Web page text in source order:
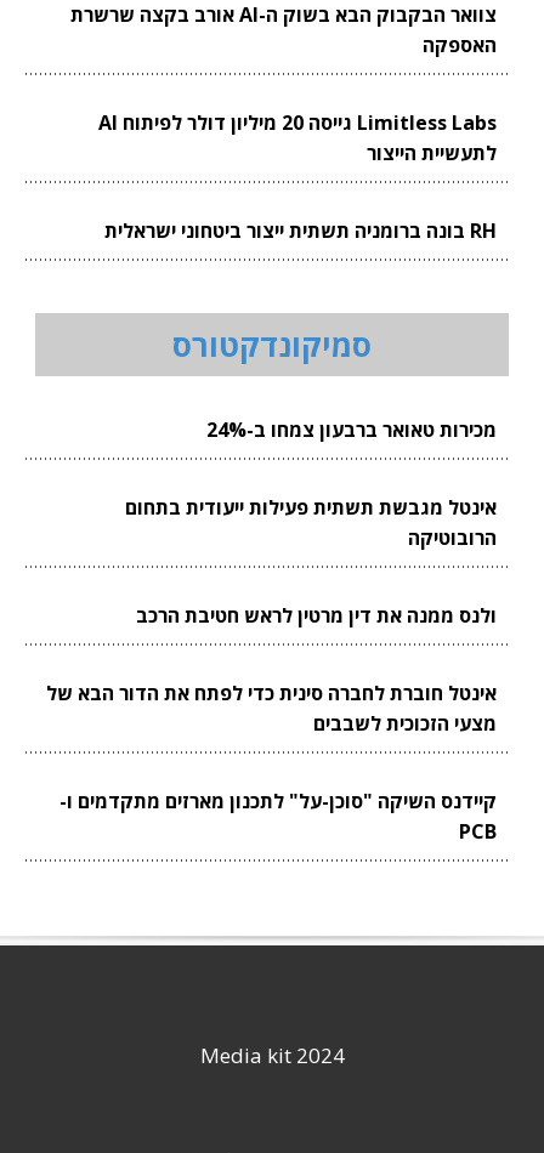
צוואר הבקבוק הבא בשוק ה-AI אורב בקצה שרשרת
האספקה
Limitless Labs גייסה 20 מיליון דולר לפיתוח AI
לתעשיית הייצור
RH בונה ברומניה תשתית ייצור ביטחוני ישראלית
סמיקונדקטורס
מכירות טאואר ברבעון צמחו ב-24%
אינטל מגבשת תשתית פעילות ייעודית בתחום
הרובוטיקה
ולנס ממנה את דין מרטין לראש חטיבת הרכב
אינטל חוברת לחברה סינית כדי לפתח את הדור הבא של
מצעי הזכוכית לשבבים
קיידנס השיקה "סוכן-על" לתכנון מארזים מתקדמים ו-
PCB
Media kit 2024